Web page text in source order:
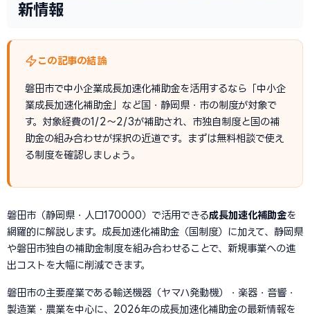
新情報
この記事の結論
磐田市で中小企業成長加速化補助金を活用するなら「中小企
業成長加速化補助金」など国・静岡県・市の制度が対象で
す。対象経費の1/2〜2/3が補助され、市独自制度と国の補
助金の組み合わせが採択の近道です。まずは無料相談で使え
る制度を確認しましょう。
磐田市（静岡県・人口170000）で活用できる成長加速化補助金を
網羅的に解説します。成長加速化補助金（国制度）に加えて、静岡県
や磐田市独自の補助金制度を組み合わせることで、新規事業への進
出コストを大幅に削減できます。
磐田市の主要産業である輸送機器（ヤマハ発動機）・楽器・音響・
製造業・農業を中心に、2026年の成長加速化補助金の最新情報を